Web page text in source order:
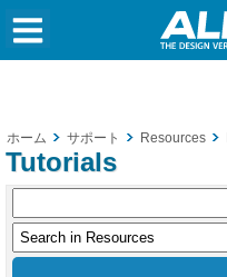
ホーム サポート Resources
Tutorials